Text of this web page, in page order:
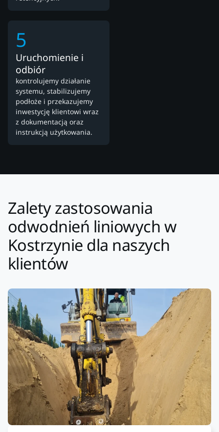
5
Uruchomienie i
odbiór
kontrolujemy działanie
systemu, stabilizujemy
podłoże i przekazujemy
inwestycję klientowi wraz
z dokumentacją oraz
instrukcją użytkowania.
Zalety zastosowania
odwodnień liniowych w
Kostrzynie dla naszych
klientów